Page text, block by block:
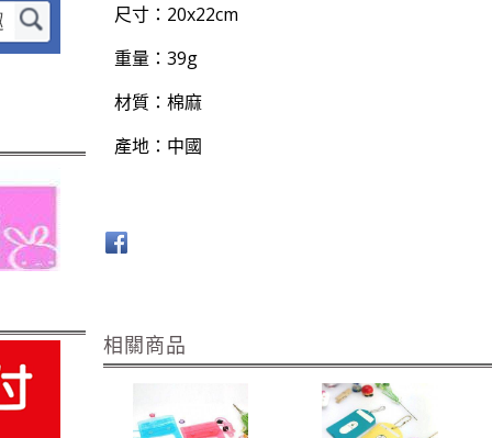
尺寸：20x22cm
重量：39g
材質：棉麻
產地：中國
相關商品